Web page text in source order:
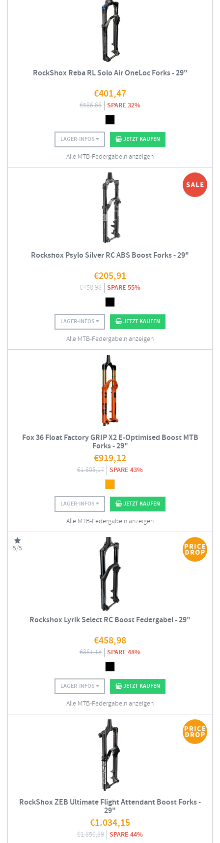
RockShox Reba RL Solo Air OneLoc Forks - 29"
€401,47
€586,66 SPARE 32%
LAGER-INFOS JETZT KAUFEN
Alle MTB-Federgabeln anzeigen
Rockshox Psylo Silver RC ABS Boost Forks - 29"
€205,91
€458,98 SPARE 55%
LAGER-INFOS JETZT KAUFEN
Alle MTB-Federgabeln anzeigen
Fox 36 Float Factory GRIP X2 E-Optimised Boost MTB
Forks - 29"
€919,12
€1.608,17 SPARE 43%
LAGER-INFOS JETZT KAUFEN
Alle MTB-Federgabeln anzeigen
5/5
Rockshox Lyrik Select RC Boost Federgabel - 29"
€458,98
€881,15 SPARE 48%
LAGER-INFOS JETZT KAUFEN
Alle MTB-Federgabeln anzeigen
RockShox ZEB Ultimate Flight Attendant Boost Forks -
29"
€1.034,15
€1.850,89 SPARE 44%